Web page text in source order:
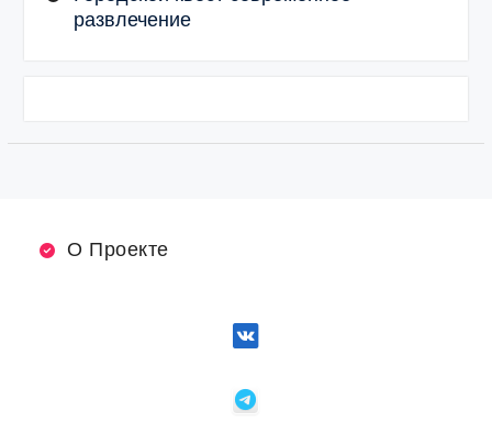
развлечение
О Проекте